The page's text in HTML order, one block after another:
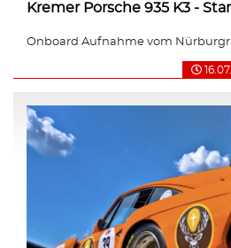
Kremer Porsche 935 K3 -
Onboard Aufnahme vom